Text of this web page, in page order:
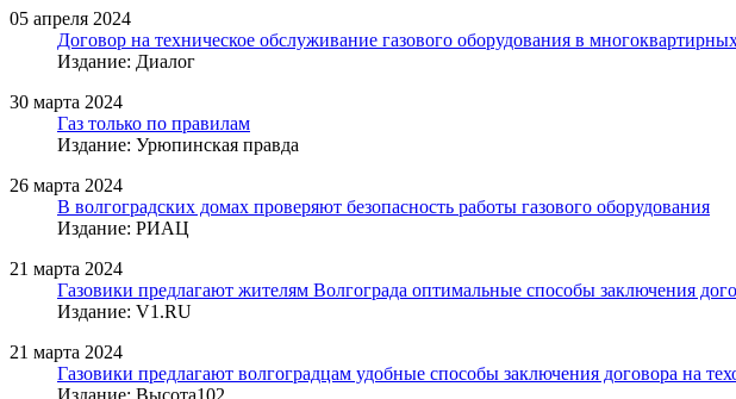
05 апреля 2024
Договор на техническое обслуживание газового оборудования в
Издание: Диалог
30 марта 2024
Газ только по правилам
Издание: Урюпинская правда
26 марта 2024
В волгоградских домах проверяют безопасность работы газового оборудования
Издание: РИАЦ
21 марта 2024
Газовики предлагают жителям Волгограда оптимальные способы заключения
Издание: V1.RU
21 марта 2024
Газовики предлагают волгоградцам удобные способы заключения договора на
Издание: Высота102